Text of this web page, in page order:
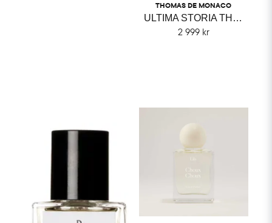
THOMAS DE MONACO
ULTIMA STORIA THOMAS DE MONACO
2 999 kr